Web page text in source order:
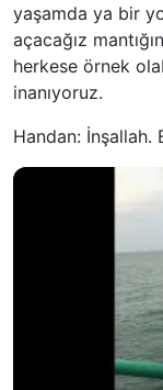
yaşamda ya bir
açacağız
herkese örnek
inanıyoruz.
Handan: